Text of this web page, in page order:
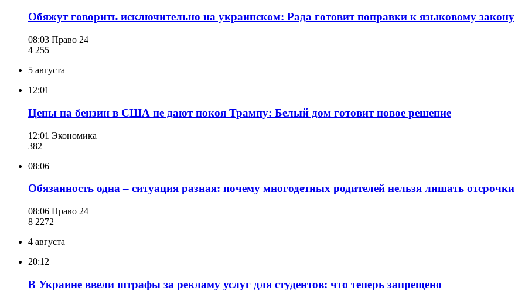
Обяжут говорить исключительно на украинском: Рада готовит поправки к языковому закону
08:03 Право 24
4 255
5 августа
12:01
Цены на бензин в США не дают покоя Трампу: Белый дом готовит новое решение
12:01 Экономика
382
08:06
Обязанность одна – ситуация разная: почему многодетных родителей нельзя лишать отсрочки
08:06 Право 24
8 2272
4 августа
20:12
В Украине ввели штрафы за рекламу услуг для студентов: что теперь запрещено